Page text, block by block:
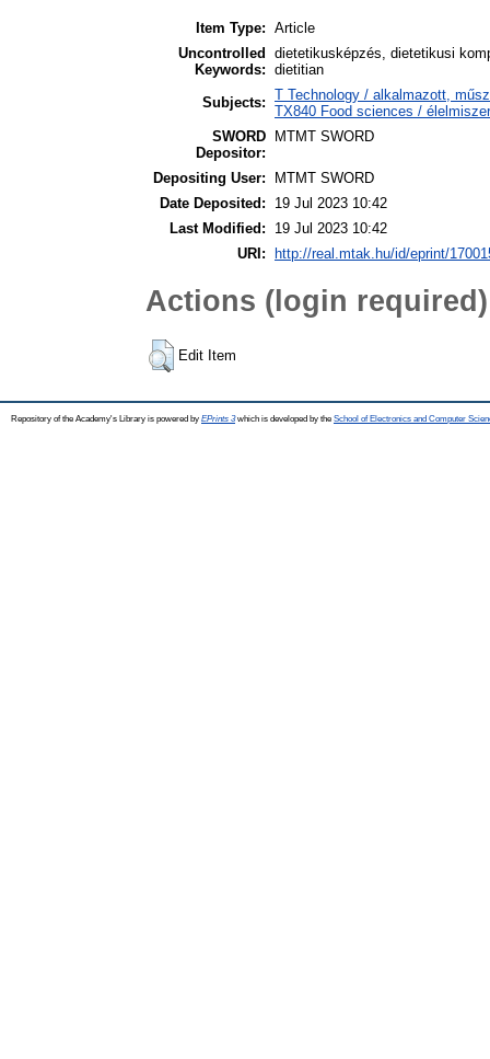
Item Type: Article
Uncontrolled
Keywords:
dietetikusképzés, dietetikusi
dietitian
Subjects: T Technology / alkalmazott,
TX840 Food sciences /
SWORD
Depositor:
MTMT SWORD
Depositing User:
MTMT SWORD
Date Deposited:
19 Jul 2023 10:42
Last Modified:
19 Jul 2023 10:42
URI:
http://real.mtak.hu/id/eprint/
Actions (login required)
Edit Item
Repository of the Academy's Library is powered by EPrints 3which is developed by the School of Electronics and Computer